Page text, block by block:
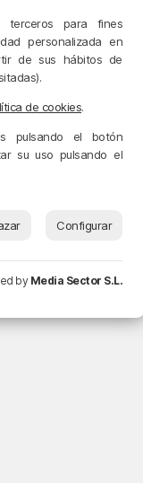
terceros para fines
personalizada en
de sus hábitos de
de cookies.
pulsando el botón
su uso pulsando el
Configurar
by Media Sector S.L.